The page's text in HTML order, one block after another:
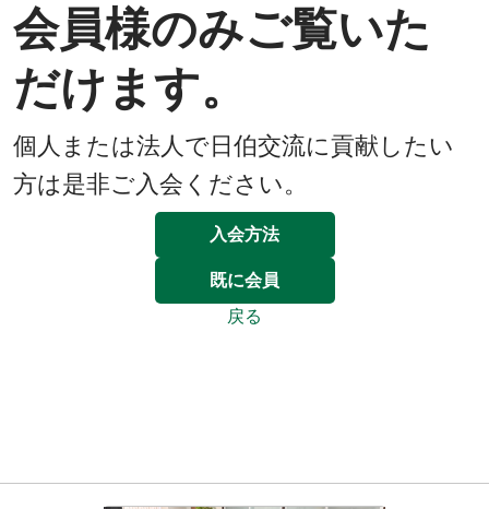
会員様のみご覧いた
だけます。
個人または法人で日伯交流に貢献したい
方は是非ご入会ください。
入会方法
既に会員
戻る